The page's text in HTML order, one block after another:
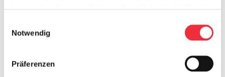
Notwendig
Präferenzen
Door de toenemende focus op veiligheid in
Duitse instellingen groeit ook de vraag naar
evacuatieoplossingen zoals evacuatiedoeken en
-matrassen.